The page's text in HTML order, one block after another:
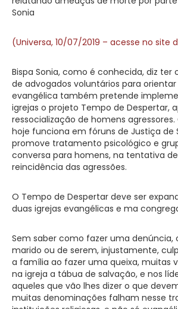
Sonia
(Universa, 10/07/2019 – acesse no site
Bispa Sonia, como é conhecida, diz ter
de advogados voluntários para orientar
evangélica também pretende
igrejas o projeto Tempo de Despertar,
ressocialização de homens
hoje funciona em fóruns de Justiça de
promove tratamento psicológico e
conversa para homens, na tentativa
reincidência das agressões.
O Tempo de Despertar deve ser
duas igrejas evangélicas e ma
Sem saber como fazer uma denúncia,
marido ou de serem, injustamente,
a família ao fazer uma queixa, muitas
na igreja a tábua de salvação, e nos
aqueles que vão lhes dizer o que
muitas denominações falham nesse